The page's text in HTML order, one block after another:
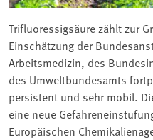
Trifluoressigsäure zählt zur
Einschätzung der
Arbeitsmedizin, des
des Umweltbundesamts
persistent und sehr mobil.
eine neue
Europäischen